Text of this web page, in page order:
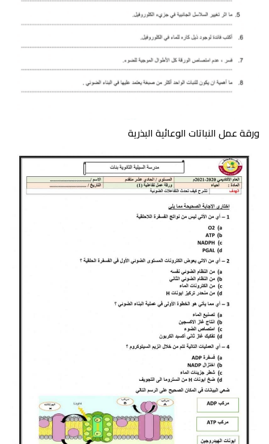
ورقة عمل النباتات الوعائية البذرية